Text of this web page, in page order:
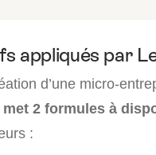
appliqués par
d’une micro-
met 2 formules à
: